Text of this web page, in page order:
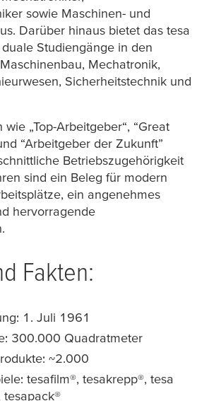
sowie Maschinen- und
Darüber hinaus bietet das tesa
Studiengänge in den
Mechatronik,
Sicherheitstechnik und
„Top-Arbeitgeber“, “Great
“Arbeitgeber der Zukunft”
Betriebszugehörigkeit
sind ein Beleg für modern
ein angenehmes
hervorragende
Fakten:
1. Juli 1961
300.000 Quadratmeter
~2.000
tesafilm®, tesakrepp®, tesa
tesapack®